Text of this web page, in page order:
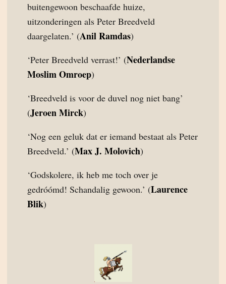
buitengewoon beschaafde huize,
uitzonderingen als Peter Breedveld
daargelaten.’ (Anil Ramdas)
‘Peter Breedveld verrast!’ (Nederlandse
Moslim Omroep)
‘Breedveld is voor de duvel nog niet bang’
(Jeroen Mirck)
‘Nog een geluk dat er iemand bestaat als Peter
Breedveld.’ (Max J. Molovich)
‘Godskolere, ik heb me toch over je
gedróómd! Schandalig gewoon.’ (Laurence
Blik)